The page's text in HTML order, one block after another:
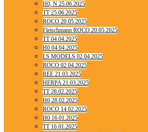
H0, N 25.06.2025
TT 25.06.2025
ROCO 20.05.2025
Fleischmann ROCO 20.05.2025
TT 04.04.2025
H0 04.04.2025
LS MODELS 02.04.2025
ROCO 02.04.2025
REE 21.03.2025
HERPA 21.03.2025
TT 28.02.2025
H0 28.02.2025
ROCO 14.02.2025
H0 16.01.2025
TT 16.01.2025